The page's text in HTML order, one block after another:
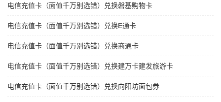
电信充值卡（面值千万别选错）兑换磐基购物卡
电信充值卡（面值千万别选错）兑换E通卡
电信充值卡（面值千万别选错）兑换商通卡
电信充值卡（面值千万别选错）兑换建万卡建发旅游卡
电信充值卡（面值千万别选错）兑换向阳坊面包券